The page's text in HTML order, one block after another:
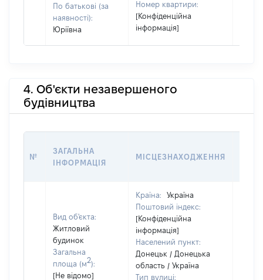
По батькові (за
наявності):
Юріївна
Номер квартири:
[Конфіденційна
інформація]
4. Об'єкти незавершеного
будівництва
№
ЗАГАЛЬНА
ІНФОРМАЦІЯ
МІСЦЕЗНАХОДЖЕННЯ
Вид об'єкта:
Житловий
будинок
Загальна
площа (м2):
[Не відомо]
Країна:
Україна
Поштовий індекс:
[Конфіденційна
інформація]
Населений пункт:
Донецьк / Донецька
область / Україна
Тип вулиці: